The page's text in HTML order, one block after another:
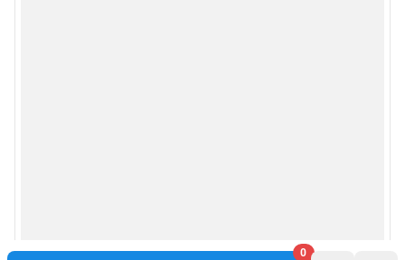
0